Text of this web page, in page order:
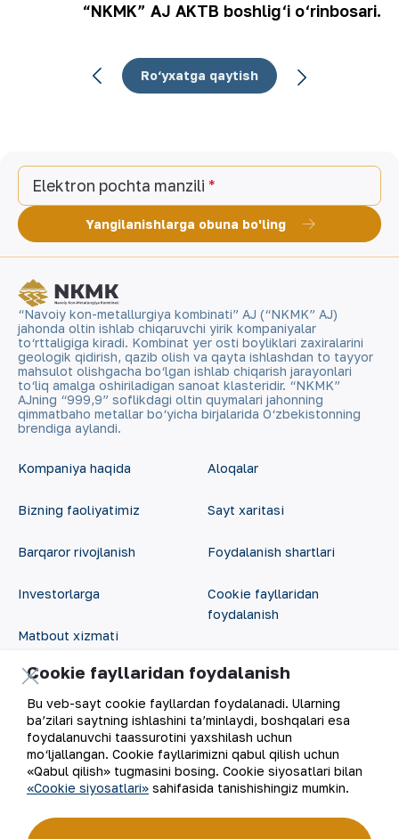
“NKMK” AJ AKTB boshlig‘i o‘rinbosari.
Ro‘yxatga qaytish
Elektron pochta manzili
Yangilanishlarga obuna bo'ling
“Navoiy kon-metallurgiya kombinati” AJ (“NKMK” AJ)
jahonda oltin ishlab chiqaruvchi yirik kompaniyalar
to‘rttaligiga kiradi. Kombinat yer osti boyliklari zaxiralarini
geologik qidirish, qazib olish va qayta ishlashdan to tayyor
mahsulot olishgacha bo‘lgan ishlab chiqarish jarayonlari
to‘liq amalga oshiriladigan sanoat klasteridir. “NKMK”
AJning “999,9” soflikdagi oltin quymalari jahonning
qimmatbaho metallar bo‘yicha birjalarida O‘zbekistonning
brendiga aylandi.
Kompaniya haqida
Bizning faoliyatimiz
Barqaror rivojlanish
Investorlarga
Matbout xizmati
Karyera
Raqamli hukumat
Aloqalar
Sayt xaritasi
Foydalanish shartlari
Cookie fayllaridan
foydalanish
RSS feed
Cookie fayllaridan foydalanish
Bu veb-sayt cookie fayllardan foydalanadi. Ularning
ba’zilari saytning ishlashini ta’minlaydi, boshqalari esa
foydalanuvchi taassurotini yaxshilash uchun
mo‘ljallangan. Cookie fayllarimizni qabul qilish uchun
«Qabul qilish» tugmasini bosing. Cookie siyosatlari bilan
«Cookie siyosatlari» sahifasida tanishishingiz mumkin.